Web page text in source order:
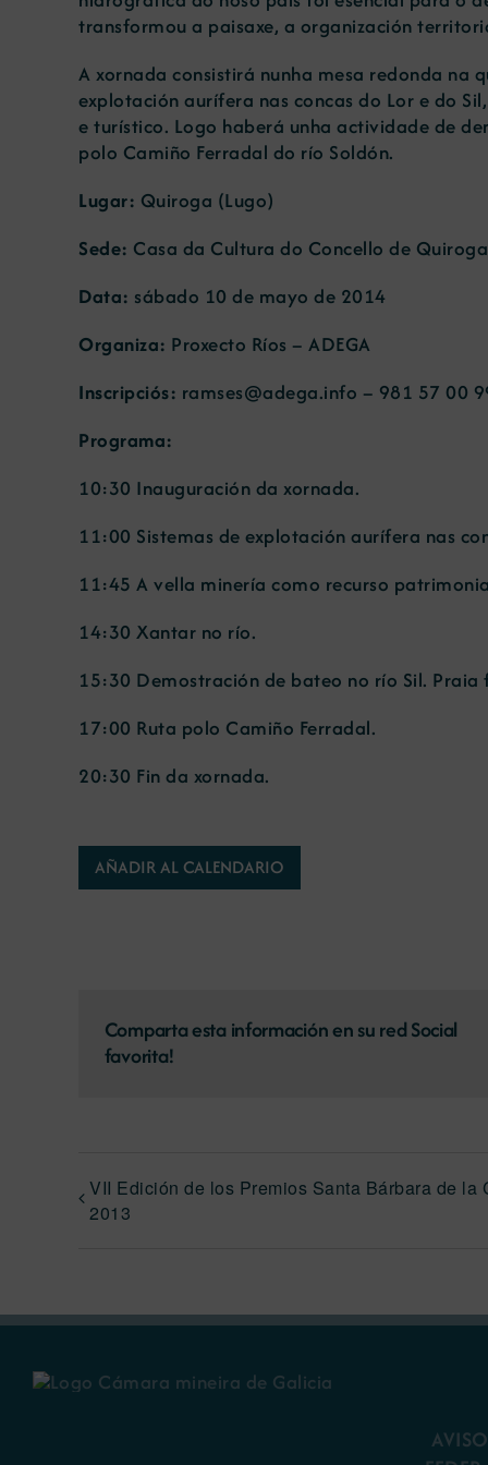
transformou a paisaxe, a organización
A xornada consistirá nunha mesa redonda na
explotación aurífera nas concas do Lor e do
e turístico. Logo haberá unha actividade de
polo Camiño Ferradal do río Soldón.
Lugar: Quiroga (Lugo)
Sede: Casa da Cultura do Concello de Quiroga
Data: sábado 10 de mayo de 2014
Organiza: Proxecto Ríos – ADEGA
Inscripciós: ramses@adega.info – 981 57 00
Programa:
10:30 Inauguración da xornada.
11:00 Sistemas de explotación aurífera nas
11:45 A vella minería como recurso
14:30 Xantar no río.
15:30 Demostración de bateo no río Sil. Praia
17:00 Ruta polo Camiño Ferradal.
20:30 Fin da xornada.
AÑADIR AL CALENDARIO
Comparta esta información en su red Social
favorita!
VII Edición de los Premios Santa Bárbara de la
2013